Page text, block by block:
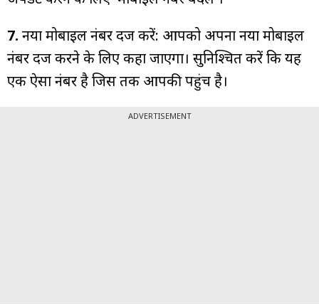
7. नया मोबाइल नंबर दर्ज करें: आपको अपना नया मोबाइल
नंबर दर्ज करने के लिए कहा जाएगा। सुनिश्चित करें कि यह
एक ऐसा नंबर है जिस तक आपकी पहुंच है।
ADVERTISEMENT